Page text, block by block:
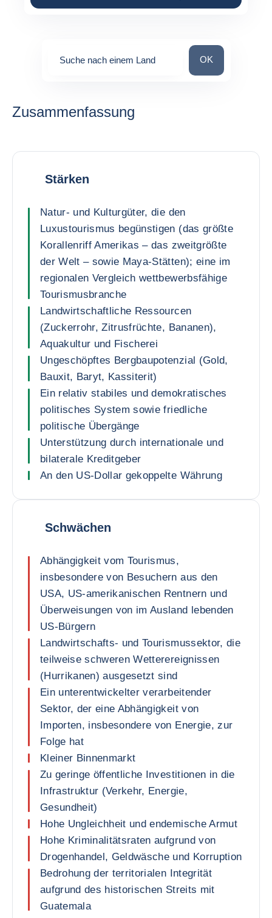
Suche nach einem Land Suche nach
OK
Zusammenfassung
Stärken
Natur- und Kulturgüter, die den
Luxustourismus begünstigen (das größte
Korallenriff Amerikas – das zweitgrößte
der Welt – sowie Maya-Stätten); eine im
regionalen Vergleich wettbewerbsfähige
Tourismusbranche
Landwirtschaftliche Ressourcen
(Zuckerrohr, Zitrusfrüchte, Bananen),
Aquakultur und Fischerei
Ungeschöpftes Bergbaupotenzial (Gold,
Bauxit, Baryt, Kassiterit)
Ein relativ stabiles und demokratisches
politisches System sowie friedliche
politische Übergänge
Unterstützung durch internationale und
bilaterale Kreditgeber
An den US-Dollar gekoppelte Währung
Schwächen
Abhängigkeit vom Tourismus,
insbesondere von Besuchern aus den
USA, US-amerikanischen Rentnern und
Überweisungen von im Ausland lebenden
US-Bürgern
Landwirtschafts- und Tourismussektor, die
teilweise schweren Wetterereignissen
(Hurrikanen) ausgesetzt sind
Ein unterentwickelter verarbeitender
Sektor, der eine Abhängigkeit von
Importen, insbesondere von Energie, zur
Folge hat
Kleiner Binnenmarkt
Zu geringe öffentliche Investitionen in die
Infrastruktur (Verkehr, Energie,
Gesundheit)
Hohe Ungleichheit und endemische Armut
Hohe Kriminalitätsraten aufgrund von
Drogenhandel, Geldwäsche und Korruption
Bedrohung der territorialen Integrität
aufgrund des historischen Streits mit
Guatemala